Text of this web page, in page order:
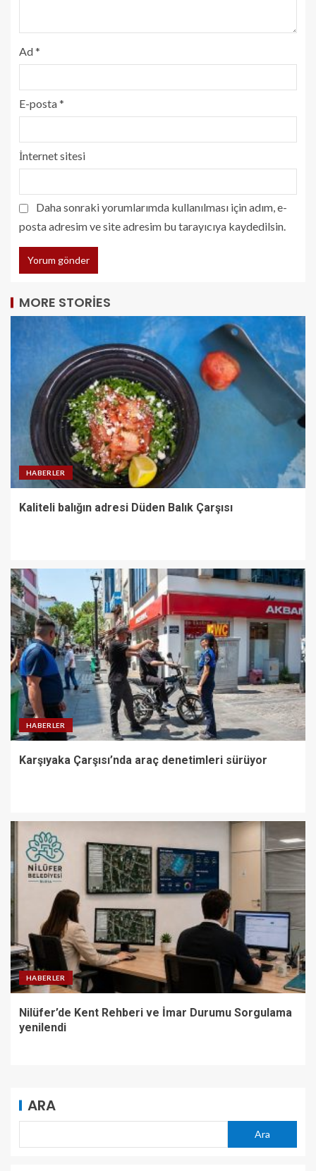
Ad*
E-posta*
İnternet sitesi
Daha sonraki yorumlarımda kullanılması için adım, e-
posta adresim ve site adresim bu tarayıcıya kaydedilsin.
MORE STORIES
HABERLER
Kaliteli balığın adresi Düden Balık Çarşısı
HABERLER
Karşıyaka Çarşısı’nda araç denetimleri sürüyor
HABERLER
Nilüfer’de Kent Rehberi ve İmar Durumu Sorgulama
yenilendi
ARA
Ara